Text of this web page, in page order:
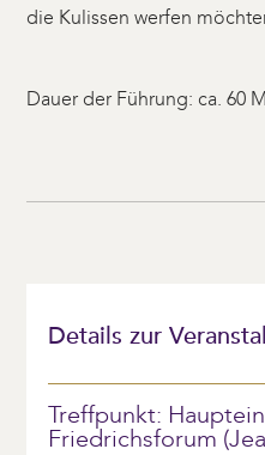
die Kulissen werfen
Dauer der Führung: ca. 60
Details zur
Treffpunkt:
Friedrichsforum